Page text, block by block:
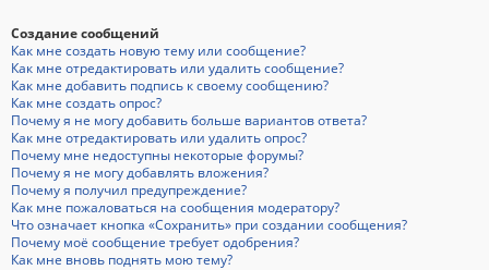
Создание сообщений
Как мне создать новую тему или сообщение?
Как мне отредактировать или удалить сообщение?
Как мне добавить подпись к своему сообщению?
Как мне создать опрос?
Почему я не могу добавить больше вариантов ответа?
Как мне отредактировать или удалить опрос?
Почему мне недоступны некоторые форумы?
Почему я не могу добавлять вложения?
Почему я получил предупреждение?
Как мне пожаловаться на сообщения модератору?
Что означает кнопка «Сохранить» при создании сообщения?
Почему моё сообщение требует одобрения?
Как мне вновь поднять мою тему?